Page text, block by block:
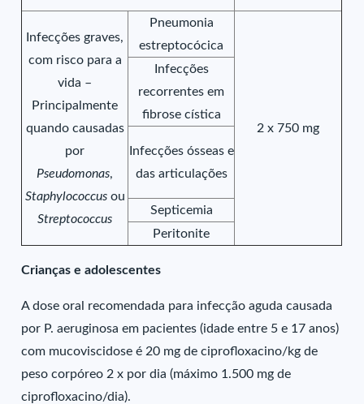
Infecções graves,
com risco para a
vida –
Principalmente
quando causadas
por
Pseudomonas,
Staphylococcusou
Streptococcus
Pneumonia
estreptocócica
2 x 750 mg
Infecções
recorrentes em
fibrose cística
Infecções ósseas e
das articulações
Septicemia
Peritonite
Crianças e adolescentes
A dose oral recomendada para infecção aguda causada
por P. aeruginosa em pacientes (idade entre 5 e 17 anos)
com mucoviscidose é 20 mg de ciprofloxacino/kg de
peso corpóreo 2 x por dia (máximo 1.500 mg de
ciprofloxacino/dia).